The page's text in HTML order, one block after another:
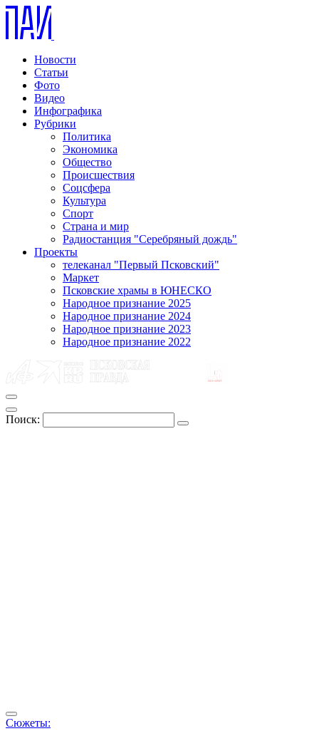
Новости
Статьи
Фото
Видео
Инфографика
Рубрики
Политика
Экономика
Общество
Происшествия
Соцсфера
Культура
Спорт
Страна и мир
Радиостанция "Серебряный дождь"
Проекты
телеканал "Первый Псковский"
Маркет
Псковские храмы в ЮНЕСКО
Народное признание 2025
Народное признание 2024
Народное признание 2023
Народное признание 2022
Поиск:
Сюжеты: